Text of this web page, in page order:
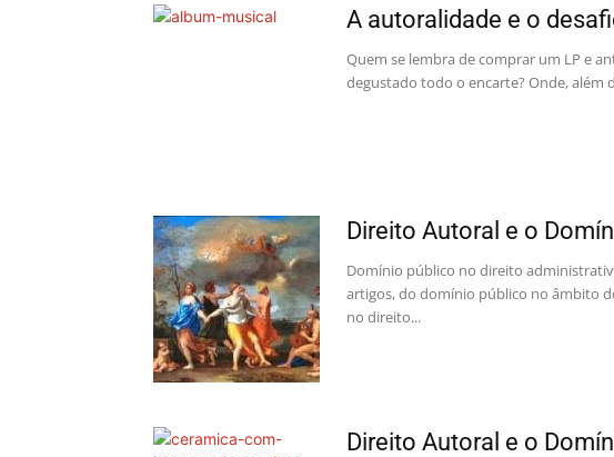
A autoralidade e o
Quem se lembra de comprar um LP e
degustado todo o encarte? Onde, além
Direito Autoral e o
Domínio público no direito
artigos, do domínio público no âmbito
no direito...
Direito Autoral e o